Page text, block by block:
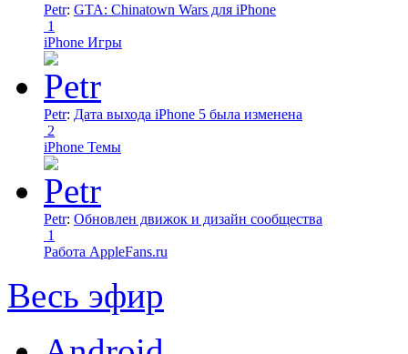
Petr: GTA: Chinatown Wars для iPhone
1
iPhone Игры
Petr: Дата выхода iPhone 5 была изменена
2
iPhone Темы
Petr: Обновлен движок и дизайн сообщества
1
Работа AppleFans.ru
Весь эфир